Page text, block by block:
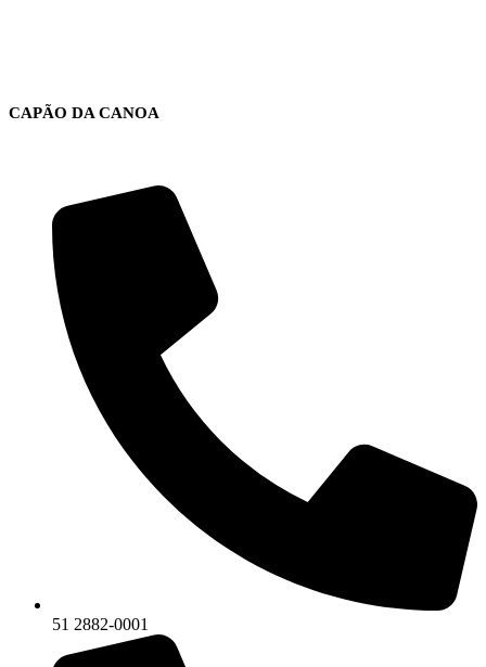
CAPÃO DA CANOA
51 2882-0001